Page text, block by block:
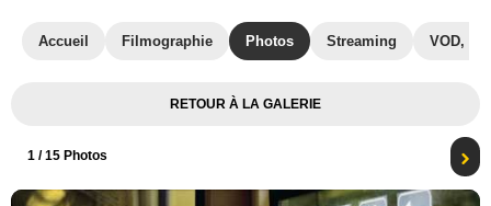
Accueil Filmographie Photos Streaming VOD,
RETOUR À LA GALERIE
1 / 15 Photos